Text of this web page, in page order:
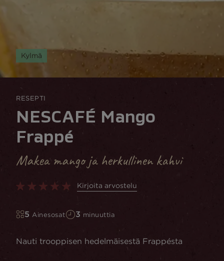
RESEPTI
NESCAFÉ Mango
Frappé
Makea mango ja herkullinen kahvi
Kirjoita arvostelu
5 Ainesosat 3 minuuttia
Nauti trooppisen hedelmäisestä Frappésta
Kylmä